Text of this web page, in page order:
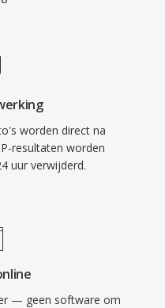
worden direct na
resultaten worden
uur verwijderd.
— geen software om